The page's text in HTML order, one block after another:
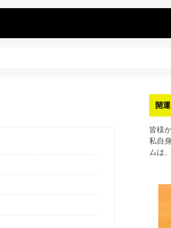
開
皆様
私自
ムは